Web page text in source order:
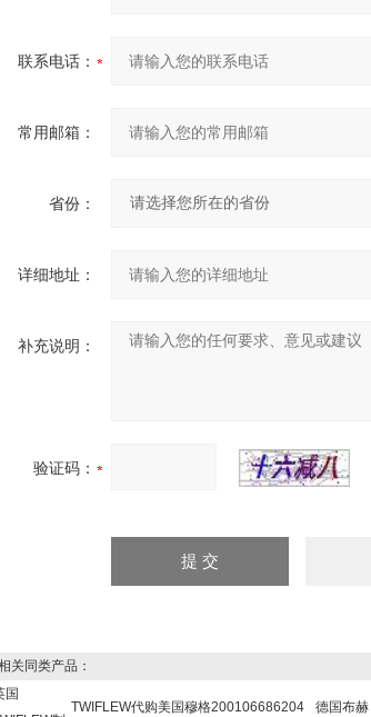
联系电话：
常用邮箱：
省份：
详细地址：
补充说明：
验证码：
同类产品：
国
TWIFLEW代购美国穆格200106686204 德国布赫